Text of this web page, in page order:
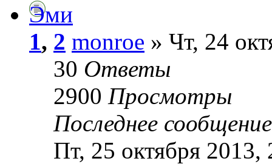
Эми
1, 2 monroe » Чт, 24
30 Ответы
2900 Просмотры
Последнее
Пт, 25 октября 2013,